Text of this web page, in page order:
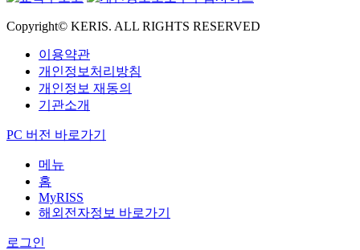
Copyright© KERIS. ALL RIGHTS RESERVED
이용약관
개인정보처리방침
개인정보 재동의
기관소개
PC 버전 바로가기
메뉴
홈
MyRISS
해외전자정보 바로가기
로그인